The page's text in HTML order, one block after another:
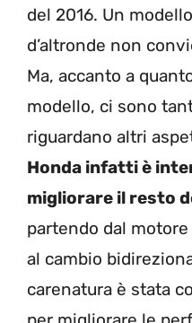
del 2016. Un
d’altronde non
Ma, accanto a
modello, ci sono
riguardano altri
Honda infatti è
migliorare il resto
partendo dal
al cambio
carenatura è stata